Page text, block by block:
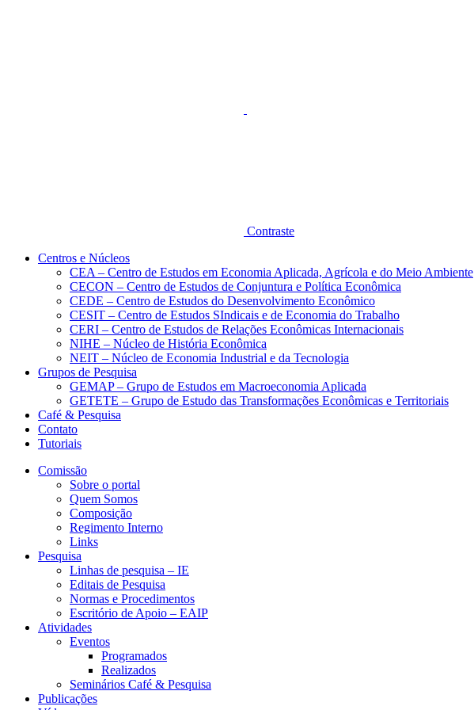
Contraste
Centros e Núcleos
CEA – Centro de Estudos em Economia Aplicada, Agrícola e do Meio Ambiente
CECON – Centro de Estudos de Conjuntura e Política Econômica
CEDE – Centro de Estudos do Desenvolvimento Econômico
CESIT – Centro de Estudos SIndicais e de Economia do Trabalho
CERI – Centro de Estudos de Relações Econômicas Internacionais
NIHE – Núcleo de História Econômica
NEIT – Núcleo de Economia Industrial e da Tecnologia
Grupos de Pesquisa
GEMAP – Grupo de Estudos em Macroeconomia Aplicada
GETETE – Grupo de Estudo das Transformações Econômicas e Territoriais
Café & Pesquisa
Contato
Tutoriais
Comissão
Sobre o portal
Quem Somos
Composição
Regimento Interno
Links
Pesquisa
Linhas de pesquisa – IE
Editais de Pesquisa
Normas e Procedimentos
Escritório de Apoio – EAIP
Atividades
Eventos
Programados
Realizados
Seminários Café & Pesquisa
Publicações